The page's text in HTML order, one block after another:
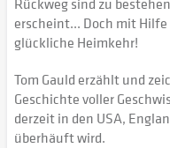
erscheint... Doch mit
glückliche Heimkehr!
Tom Gauld erzählt und
Geschichte voller
derzeit in den USA,
überhäuft wird.